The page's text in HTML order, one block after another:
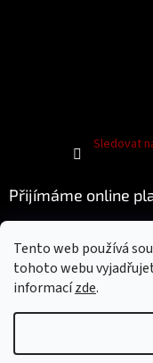
Tento web používá
tohoto webu
informacízde.
Sledovat
Přijímáme online